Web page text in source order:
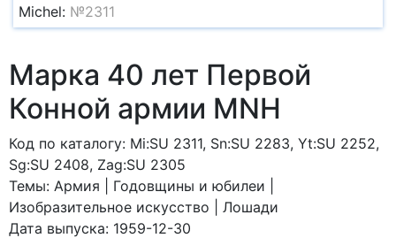
Michel: №2311
Марка 40 лет Первой
Конной армии MNH
Код по каталогy: Mi:SU 2311, Sn:SU 2283, Yt:SU 2252,
Sg:SU 2408, Zag:SU 2305
Темы: Армия | Годовщины и юбилеи |
Изобразительное искусство | Лошади
Дата выпуска: 1959-12-30